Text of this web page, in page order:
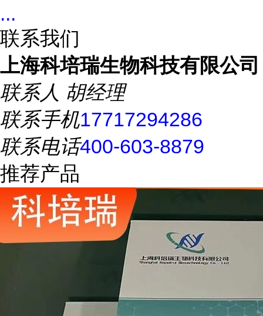
...
联系我们
上海科培瑞生物科技有限公司
联系人 胡经理
联系手机17717294286
联系电话400-603-8879
推荐产品